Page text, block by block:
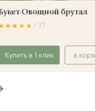
Букет Овощной брутал
/ 77
Купить в 1 клик в